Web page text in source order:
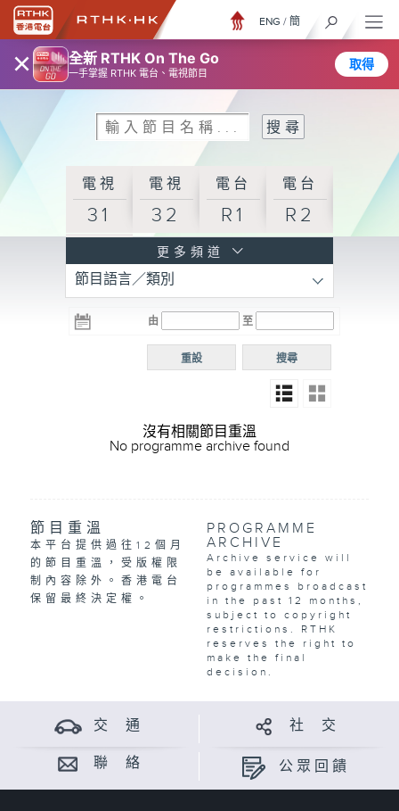
× 全新 RTHK On The Go
一手掌握 RTHK 電台、電視節目
取得
ENG / 簡
電視
31
電視
32
電台
R1
電台
R2
R3
電台 電台
R5
電台
普通
更多頻道
節目語言／類別
由 至
搜尋
重設
沒有相關節目重溫
No programme archive found
節目重溫
本平台提供過往12個月
的節目重溫，受版權限
制內容除外。香港電台
保留最終決定權。
PROGRAMME
ARCHIVE
Archive service will
be available for
programmes broadcast
in the past 12 months,
subject to copyright
restrictions. RTHK
reserves the right to
make the final
decision.
交 通 社 交
聯 絡 公眾回饋